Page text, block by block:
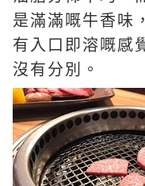
是滿滿嘅牛香味，
有入口即溶嘅感
沒有分別。